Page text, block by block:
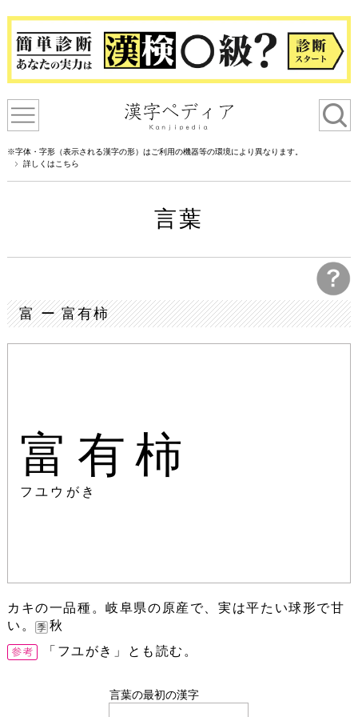
※字体・字形（表示される漢字の形）はご利用の機器等の環境により異なります。
詳しくはこちら
言葉
富 ー 富有柿
富有柿
フユウがき
カキの一品種。岐阜県の原産で、実は平たい球形で甘
い。
秋
「フユがき」とも読む。
言葉の最初の漢字